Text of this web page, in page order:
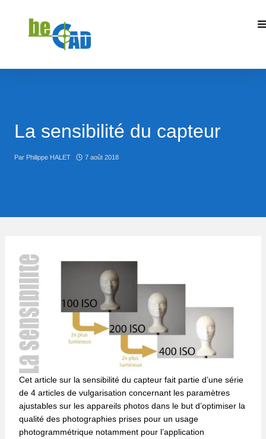
La sensibilité du capteur
Par Philippe HALET 7 août 2018
Cet article sur la sensibilité du capteur fait partie d’une série
de 4 articles de vulgarisation concernant les paramètres
ajustables sur les appareils photos dans le but d’optimiser la
qualité des photographies prises pour un usage
photogrammétrique notamment pour l’application